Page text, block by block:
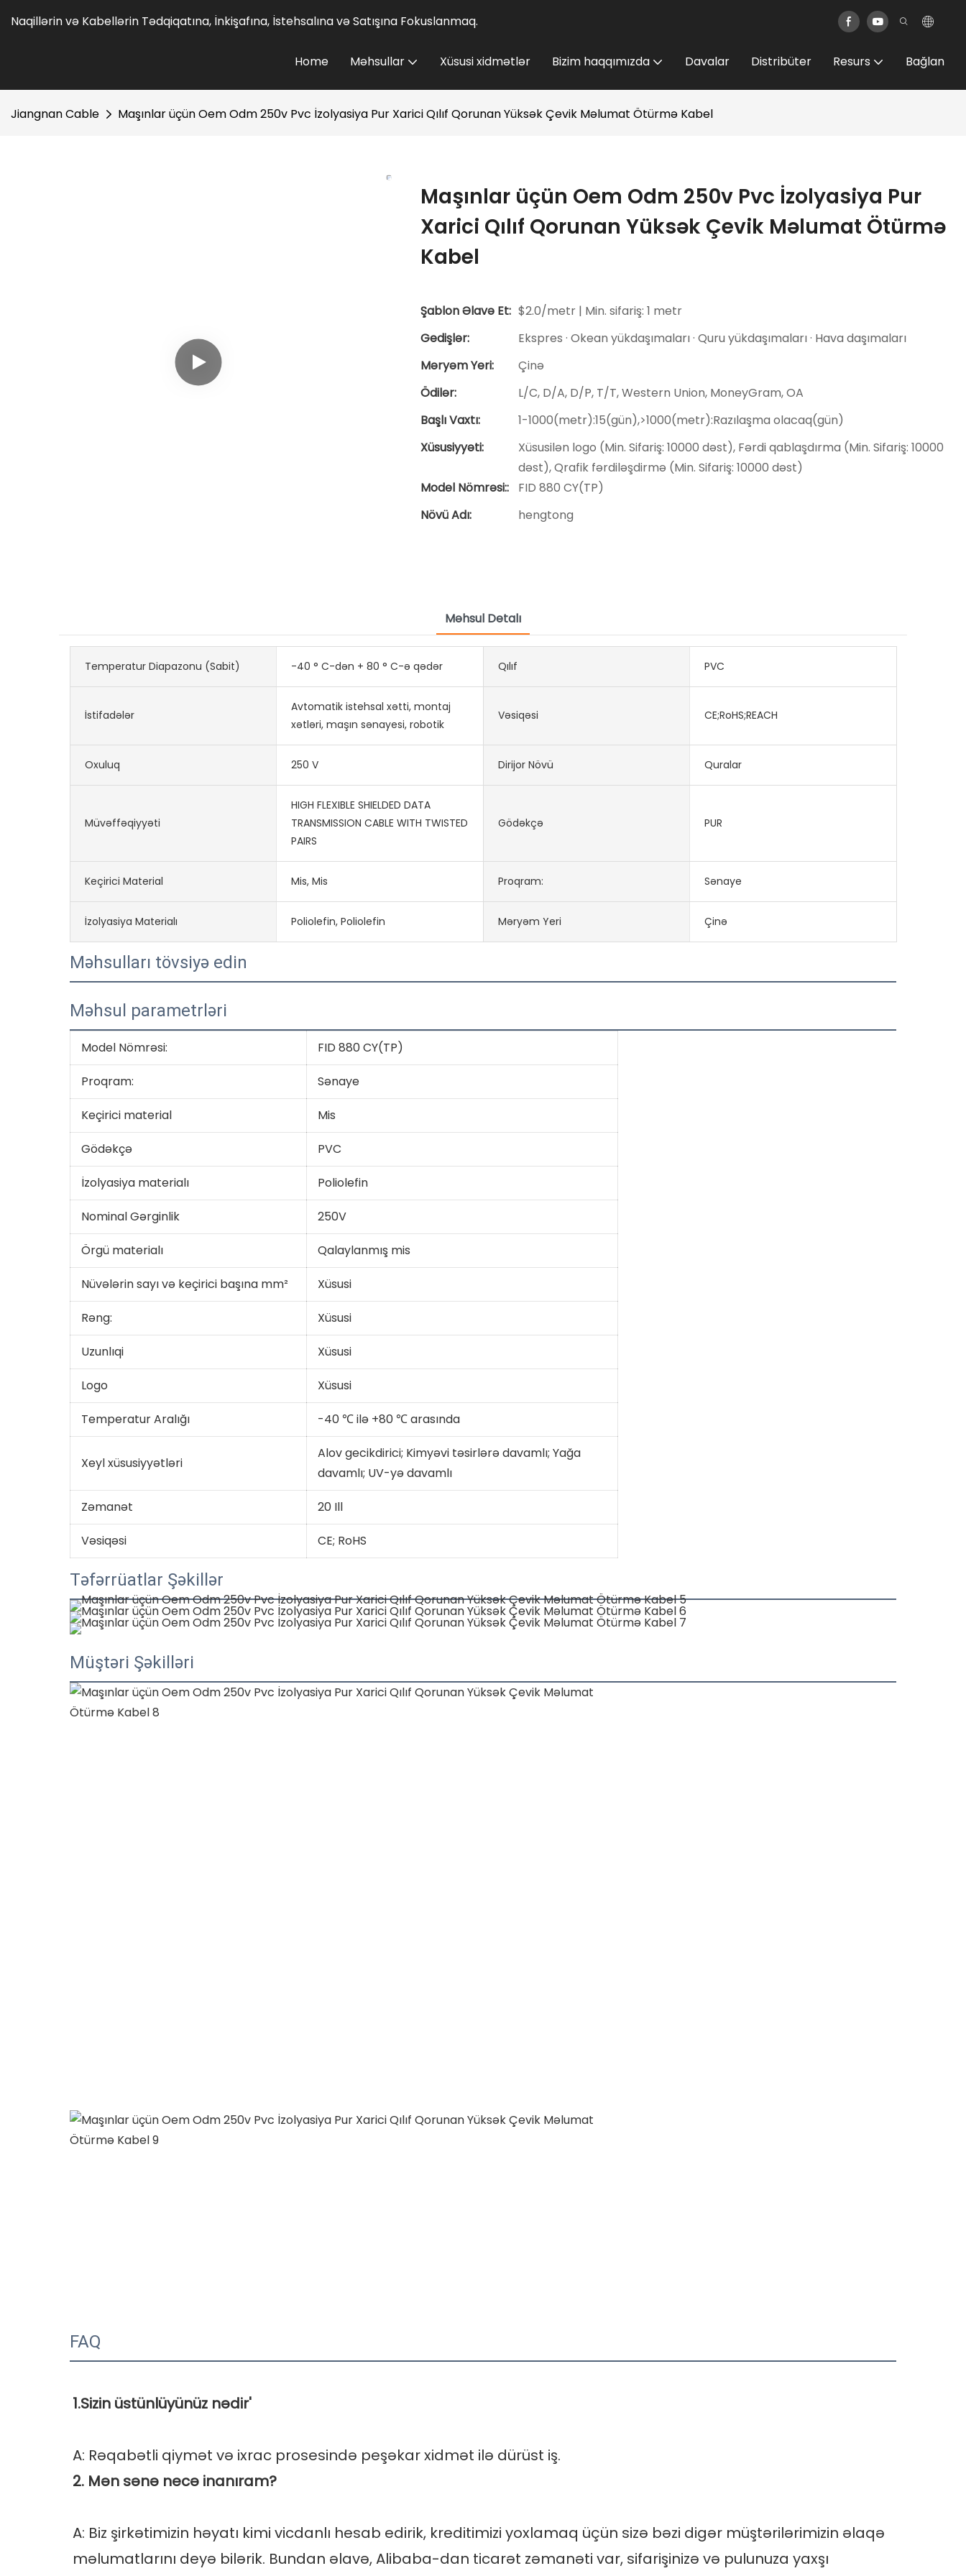
Naqillərin və Kabellərin Tədqiqatına, İnkişafına, İstehsalına və Satışına Fokuslanmaq.
Home Məhsullar Xüsusi xidmətlər Bizim haqqımızda Davalar Distribüter Resurs Bağlan
Jiangnan Cable Maşınlar üçün Oem Odm 250v Pvc İzolyasiya Pur Xarici Qılıf Qorunan Yüksək Çevik Məlumat Ötürmə Kabel
Maşınlar üçün Oem Odm 250v Pvc İzolyasiya Pur
Xarici Qılıf Qorunan Yüksək Çevik Məlumat Ötürmə
Kabel
Şablon Əlavə Et: $2.0/metr | Min. sifariş: 1 metr
Gedişlər:
Ekspres · Okean yükdaşımaları · Quru yükdaşımaları · Hava daşımaları
Məryəm Yeri:
Çinə
Ödilər:
L/C, D/A, D/P, T/T, Western Union, MoneyGram, OA
Başlı Vaxtı:
1-1000(metr):15(gün),>1000(metr):Razılaşma olacaq(gün)
Xüsusiyyəti:
Xüsusilən logo (Min. Sifariş: 10000 dəst), Fərdi qablaşdırma (Min. Sifariş: 10000
dəst), Qrafik fərdiləşdirmə (Min. Sifariş: 10000 dəst)
Model Nömrəsi::
FID 880 CY(TP)
Növü Adı:
hengtong
Məhsul Detalı
Temperatur Diapazonu (sabit) -40 ° C-dən + 80 ° C-ə qədər Qılıf PVC
İstifadələr
Avtomatik istehsal xətti, montaj
xətləri, maşın sənayesi, robotik
Vəsiqəsi CE;RoHS;REACH
Oxuluq 250 V Dirijor Növü Quralar
Müvəffəqiyyəti
HIGH FLEXIBLE SHIELDED DATA
TRANSMISSION CABLE WITH TWISTED
PAIRS
Gödəkçə PUR
Keçirici Material Mis, Mis Proqram: Sənaye
İzolyasiya Materialı Poliolefin, Poliolefin Məryəm Yeri Çinə
Məhsulları tövsiyə edin
Məhsul parametrləri
Model Nömrəsi: FID 880 CY(TP)
Proqram: Sənaye
Keçirici material Mis
Gödəkçə PVC
İzolyasiya materialı Poliolefin
Nominal Gərginlik 250V
Örgü materialı Qalaylanmış mis
Nüvələrin sayı və keçirici başına mm² Xüsusi
Rəng: Xüsusi
Uzunlıqi Xüsusi
Logo Xüsusi
Temperatur Aralığı -40 ℃ ilə +80 ℃ arasında
Xeyl xüsusiyyətləri
Alov gecikdirici; Kimyəvi təsirlərə davamlı; Yağa
davamlı; UV-yə davamlı
Zəmanət 20 Ill
Vəsiqəsi CE; RoHS
Təfərrüatlar Şəkillər
Müştəri Şəkilləri
FAQ
A: Biz şirkətimizin həyatı kimi vicdanlı hesab edirik, kreditimizi yoxlamaq üçün sizə bəzi digər müştərilərimizin əlaqə
məlumatlarını deyə bilərik. Bundan əlavə, Alibaba-dan ticarət zəmanəti var, sifarişinizə və pulunuza yaxşı